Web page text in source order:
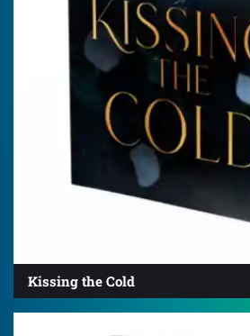
Kissing the Cold